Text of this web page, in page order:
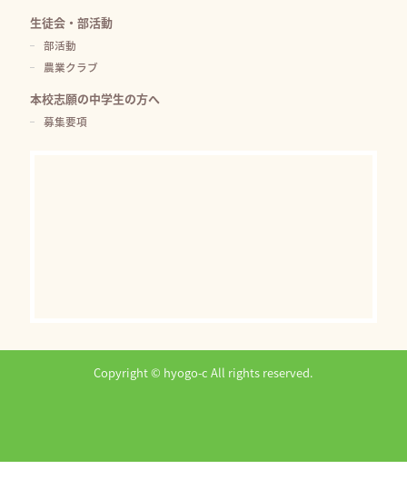
生徒会・部活動
部活動
農業クラブ
本校志願の中学生の方へ
募集要項
Copyright © hyogo-c All rights reserved.